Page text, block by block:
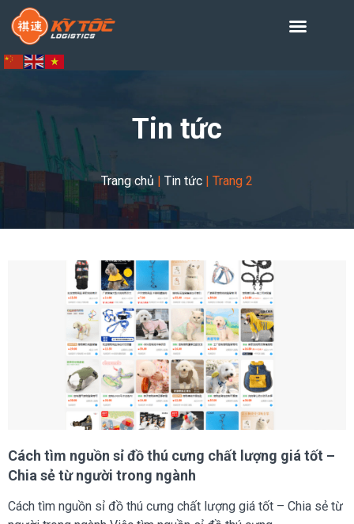
Tin tức
Trang chủ | Tin tức | Trang 2
Cách tìm nguồn sỉ đồ thú cưng chất lượng giá tốt –
Chia sẻ từ người trong ngành
Cách tìm nguồn sỉ đồ thú cưng chất lượng giá tốt – Chia sẻ từ